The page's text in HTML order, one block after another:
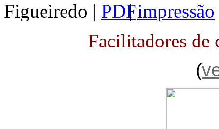
Figueiredo | |
Facilitadores de
(